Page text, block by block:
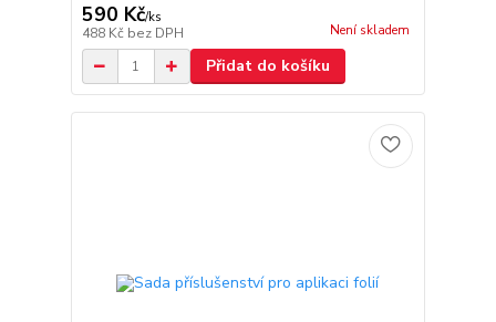
590 Kč/ks
488 Kč bez DPH Není skladem
Přidat do košíku